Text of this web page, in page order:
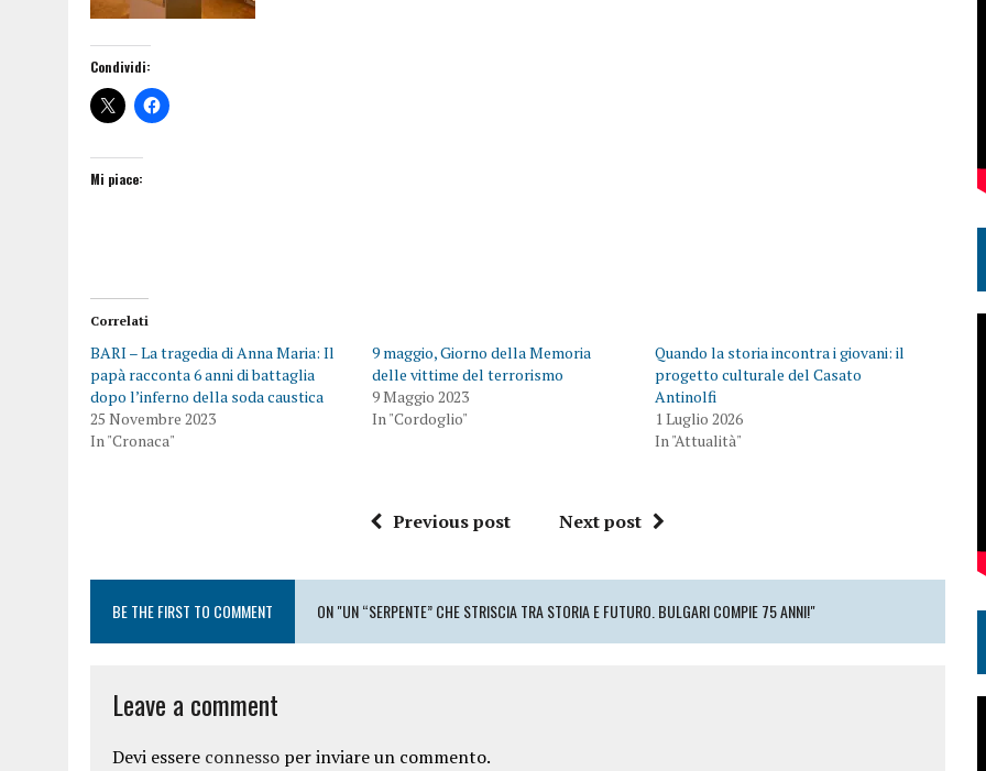
Condividi:
Mi piace:
Correlati
BARI – La tragedia di Anna Maria: Il
papà racconta 6 anni di battaglia
dopo l’inferno della soda caustica
25 Novembre 2023
In "Cronaca"
9 maggio, Giorno della Memoria
delle vittime del terrorismo
9 Maggio 2023
In "Cordoglio"
Quando la storia incontra i giovani: il
progetto culturale del Casato
Antinolfi
1 Luglio 2026
In "Attualità"
Previous post Next post
BE THE FIRST TO COMMENT ON "UN “SERPENTE” CHE STRISCIA TRA STORIA E FUTURO. BULGARI COMPIE 75 ANNI!"
Leave a comment
Devi essere connesso per inviare un commento.